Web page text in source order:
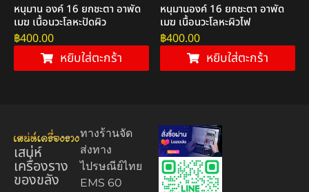
หนุมาน องค์ 16 ยกชะตา อาพัด
เมฆ เนื้อนวะโลหะปัดผิว
฿400.00
หยิบใส่ตะกร้า
หนุมานองค์ 16 ยกชะตา อาพัด
เมฆ เนื้อนวะโลหะผิวไฟ
฿400.00
หยิบใส่ตะกร้า
เสน่ห์
เครื่องราง
ของขลัง
ทางร้านจัด
ส่งทาง
ไปรษณีย์ไทย
EMS 60